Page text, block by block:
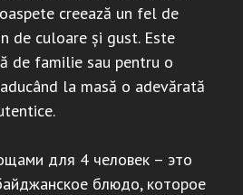
creează un fel de
de culoare și gust. Este
de familie sau pentru o
la masă o adevărată
для 4 человек – это
блюдо, которое